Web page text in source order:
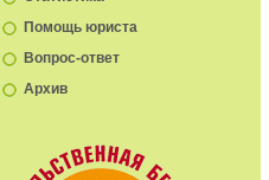
Помощь юриста
Вопрос-ответ
Архив